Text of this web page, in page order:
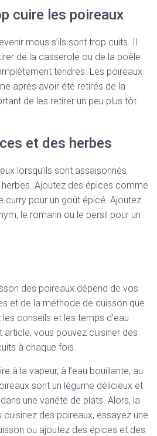
cuire les poireaux
mous s’ils sont trop cuits. Il
de la casserole ou de la poêle
tendres. Les poireaux
après avoir été retirés de la
de les retirer un peu plus tôt
et des herbes
lorsqu’ils sont assaisonnés
Ajoutez des épices comme
curry pour un goût épicé. Ajoutez
le romarin ou le persil pour un
des poireaux dépend de vos
et de la méthode de cuisson que
conseils et les temps d’eau
vous pouvez cuisiner des
à chaque fois.
à la vapeur, à l’eau bouillante, au
sont un légume délicieux et
une variété de plats. Alors, la
des poireaux, essayez une
ou ajoutez des épices et des